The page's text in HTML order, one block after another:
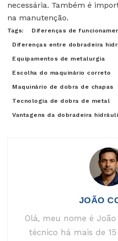
necessária. Também é
na manutenção.
Tags: Diferenças de
Diferenças entre dobradeira
Equipamentos de metalurgia
Escolha do maquinário correto
Maquinário de dobra de chapas
Tecnologia de dobra de metal
Vantagens da dobradeira
JOÃO
Olá, meu nome é
técnico há mais de